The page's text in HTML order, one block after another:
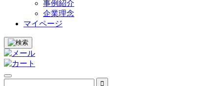
事例紹介
企業理念
マイページ